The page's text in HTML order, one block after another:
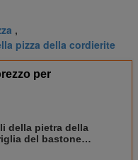
,
pizza della cordierite
per
della pietra della
del bastone